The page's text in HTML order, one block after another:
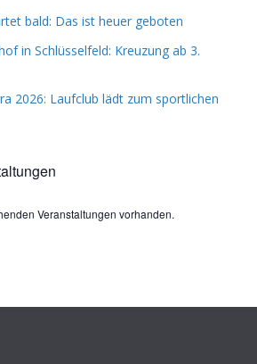
bald: Das ist heuer geboten
in Schlüsselfeld: Kreuzung ab 3.
2026: Laufclub lädt zum sportlichen
Veranstaltungen vorhanden.